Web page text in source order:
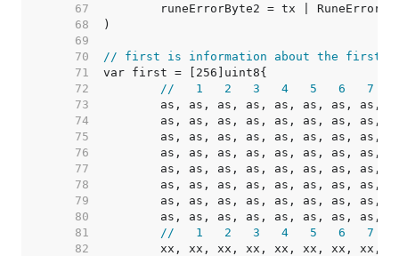
    67
    68
    69
    70
// first is information about the first
    71
    72
//   1   2   3   4   5   6   7
    73
as, as, as, as, as, as, as, as,
    74
as, as, as, as, as, as, as, as,
    75
as, as, as, as, as, as, as, as,
    76
as, as, as, as, as, as, as, as,
    77
as, as, as, as, as, as, as, as,
    78
as, as, as, as, as, as, as, as,
    79
as, as, as, as, as, as, as, as,
    80
as, as, as, as, as, as, as, as,
    81
//   1   2   3   4   5   6   7
    82
xx, xx, xx, xx, xx, xx, xx, xx,